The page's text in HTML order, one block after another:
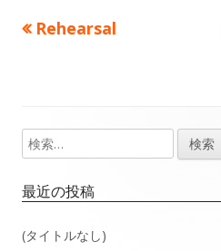
投
ビ
ゲ
ー
前
Rehearsal
メ
イ
ン
検
索:
最近の投稿
(タイトルなし)